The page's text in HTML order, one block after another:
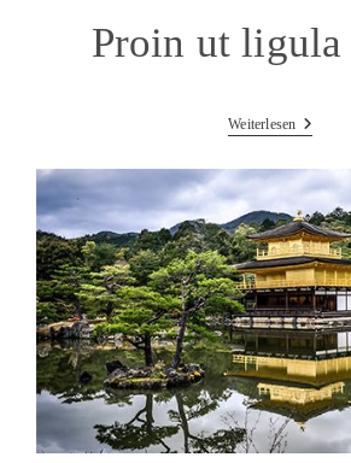
Proin ut
WeiterlesenNeque
Cursus